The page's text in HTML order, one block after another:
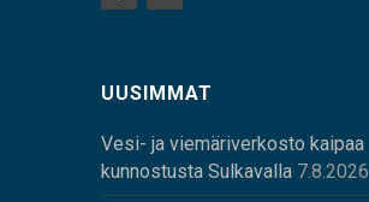
UUSIMMAT
Vesi- ja viemäriverkosto kaipaa
kunnostusta Sulkavalla 7.8.2026